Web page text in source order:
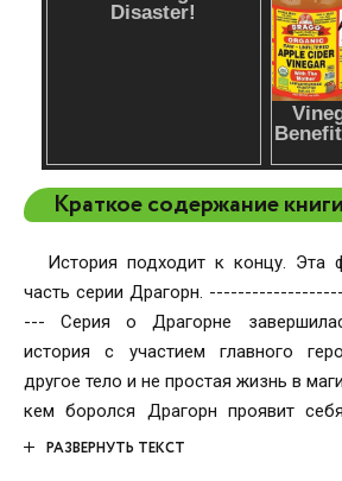
Краткое содержание
История подходит к концу. Эта
часть серии Драгорн. ------------------------------------------
--- Серия о Драгорне завершилась, впереди новая
история с участием главного
другое тело и не простая жизнь в
кем боролся Драгорн проявит
Рабочее название первой книги
РАЗВЕРНУТЬ ТЕКСТ